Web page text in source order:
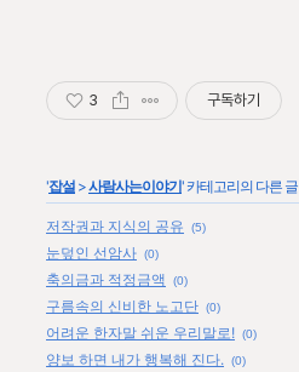
3 구독하기
'잡설 >사람사는이야기' 카테고리의 다른 글
저작권과 지식의 공유 (5)
눈덮인 선암사 (0)
축의금과 적정금액 (0)
구름속의 신비한 노고단 (0)
어려운 한자말 쉬운 우리말로! (0)
양보 하면 내가 행복해 진다. (0)